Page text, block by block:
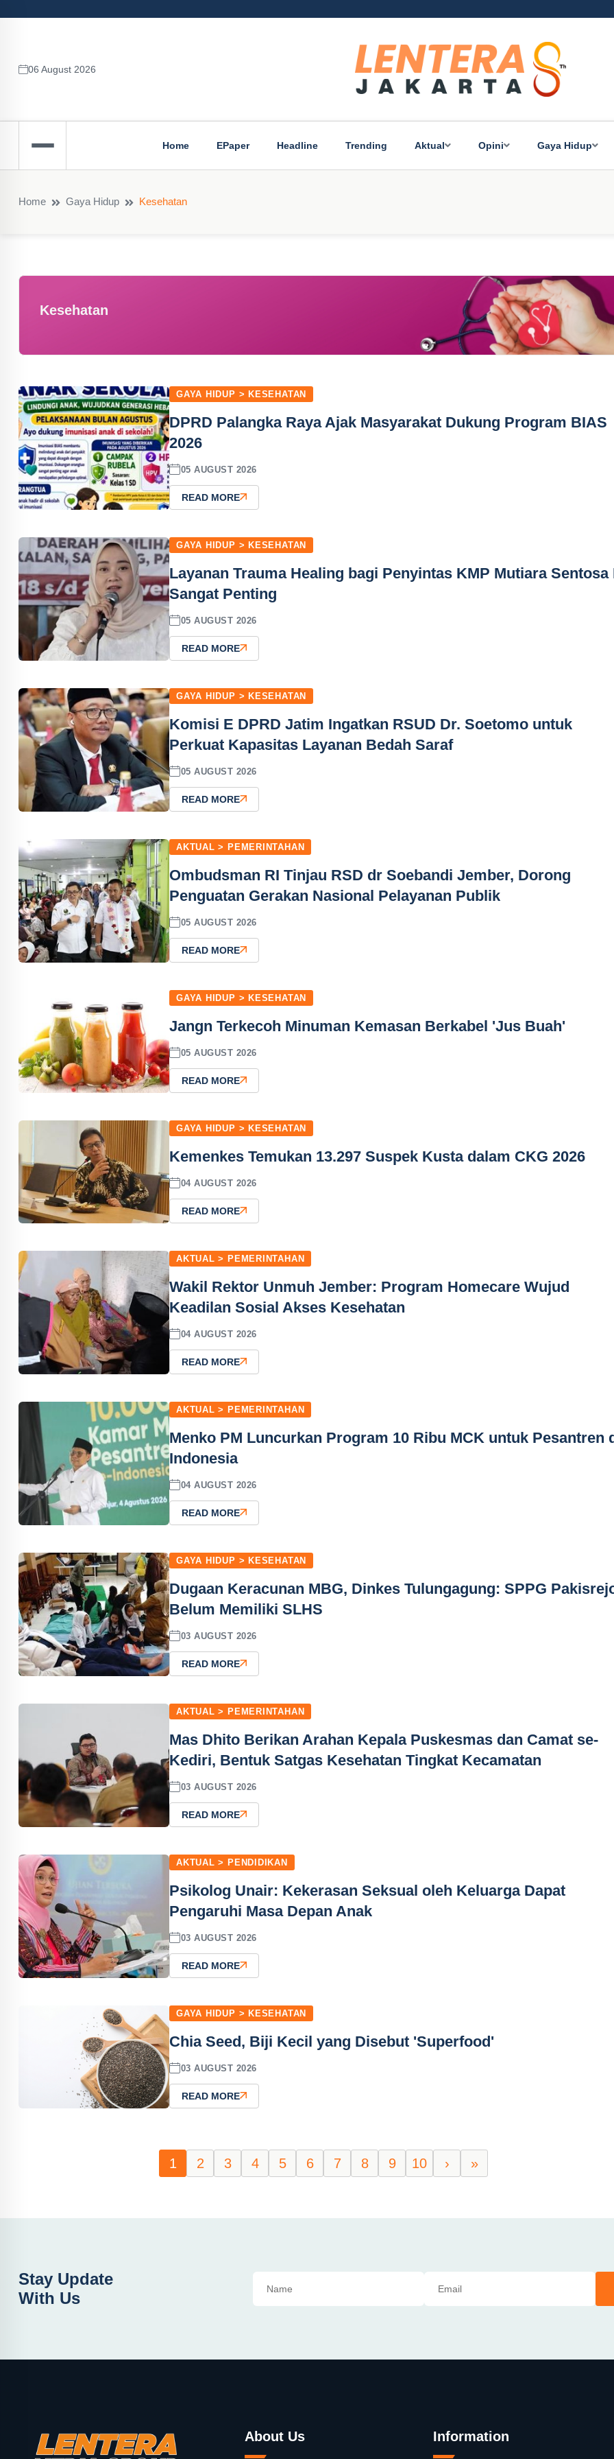
06 August 2026
Home EPaper Headline Trending Aktual Opini Gaya Hidup
Home Gaya Hidup Kesehatan
Kesehatan
GAYA HIDUP > KESEHATAN
DPRD Palangka Raya Ajak Masyarakat Dukung Program BIAS
2026
05 AUGUST 2026
READ MORE
GAYA HIDUP > KESEHATAN
Layanan Trauma Healing bagi Penyintas KMP Mutiara Sentosa
Sangat Penting
05 AUGUST 2026
READ MORE
GAYA HIDUP > KESEHATAN
Komisi E DPRD Jatim Ingatkan RSUD Dr. Soetomo untuk
Perkuat Kapasitas Layanan Bedah Saraf
05 AUGUST 2026
READ MORE
AKTUAL > PEMERINTAHAN
Ombudsman RI Tinjau RSD dr Soebandi Jember, Dorong
Penguatan Gerakan Nasional Pelayanan Publik
05 AUGUST 2026
READ MORE
GAYA HIDUP > KESEHATAN
Jangn Terkecoh Minuman Kemasan Berkabel 'Jus Buah'
05 AUGUST 2026
READ MORE
GAYA HIDUP > KESEHATAN
Kemenkes Temukan 13.297 Suspek Kusta dalam CKG 2026
04 AUGUST 2026
READ MORE
AKTUAL > PEMERINTAHAN
Wakil Rektor Unmuh Jember: Program Homecare Wujud
Keadilan Sosial Akses Kesehatan
04 AUGUST 2026
READ MORE
AKTUAL > PEMERINTAHAN
Menko PM Luncurkan Program 10 Ribu MCK untuk Pesantren
Indonesia
04 AUGUST 2026
READ MORE
GAYA HIDUP > KESEHATAN
Dugaan Keracunan MBG, Dinkes Tulungagung: SPPG
Belum Memiliki SLHS
03 AUGUST 2026
READ MORE
AKTUAL > PEMERINTAHAN
Mas Dhito Berikan Arahan Kepala Puskesmas dan Camat se-
Kediri, Bentuk Satgas Kesehatan Tingkat Kecamatan
03 AUGUST 2026
READ MORE
AKTUAL > PENDIDIKAN
Psikolog Unair: Kekerasan Seksual oleh Keluarga Dapat
Pengaruhi Masa Depan Anak
03 AUGUST 2026
READ MORE
GAYA HIDUP > KESEHATAN
Chia Seed, Biji Kecil yang Disebut 'Superfood'
03 AUGUST 2026
READ MORE
1 2 3 4 5 6 7 8 9 10 › »
Stay Update
With Us
About Us Information